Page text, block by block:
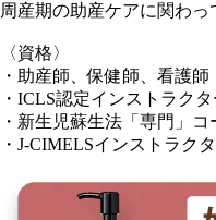
周産期の助産ケアに関わっ
〈資格〉
・助産師、保健師、看護師
・ICLS認定インストラクタ
・新生児蘇生法「専門」コ
・J-CIMELSインストラク